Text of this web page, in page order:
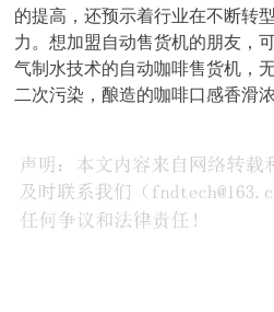
的提高，还预示着行业在不断转
力。想加盟自动售货机的朋友，
气制水技术的自动咖啡售货机，
二次污染，酿造的咖啡口感香滑浓